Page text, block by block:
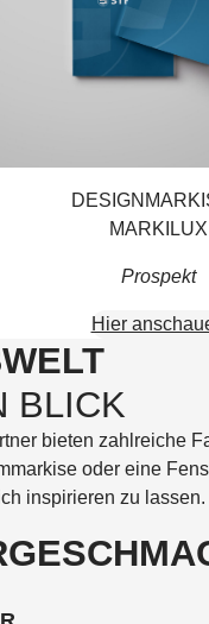
MARKILUX
Prospekt
Hier
BLICK
bieten zahlreiche
oder eine
inspirieren zu lassen.